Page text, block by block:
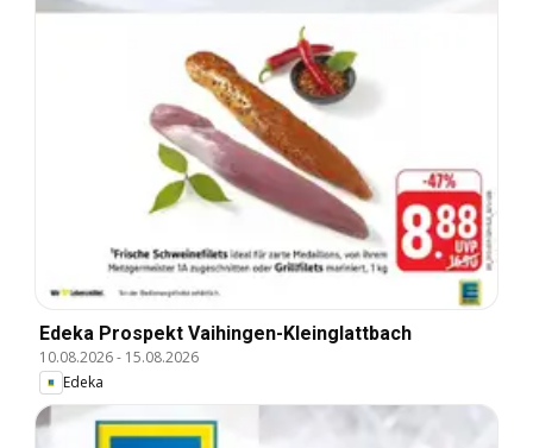
Edeka Prospekt Vaihingen-Kleinglattbach
10.08.2026- 15.08.2026
Edeka